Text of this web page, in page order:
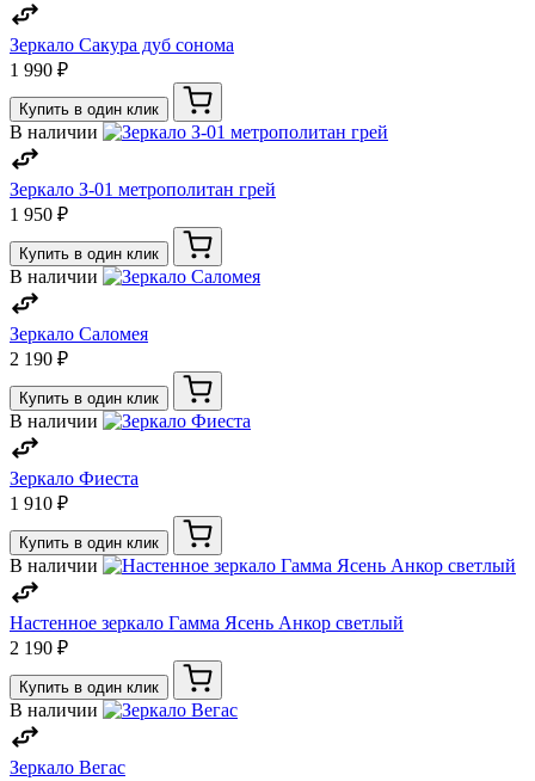
Зеркало Сакура дуб сонома
1 990 ₽
Купить в один клик
В наличии
Зеркало З-01 метрополитан грей
1 950 ₽
Купить в один клик
В наличии
Зеркало Саломея
2 190 ₽
Купить в один клик
В наличии
Зеркало Фиеста
1 910 ₽
Купить в один клик
В наличии
Настенное зеркало Гамма Ясень Анкор светлый
2 190 ₽
Купить в один клик
В наличии
Зеркало Вегас